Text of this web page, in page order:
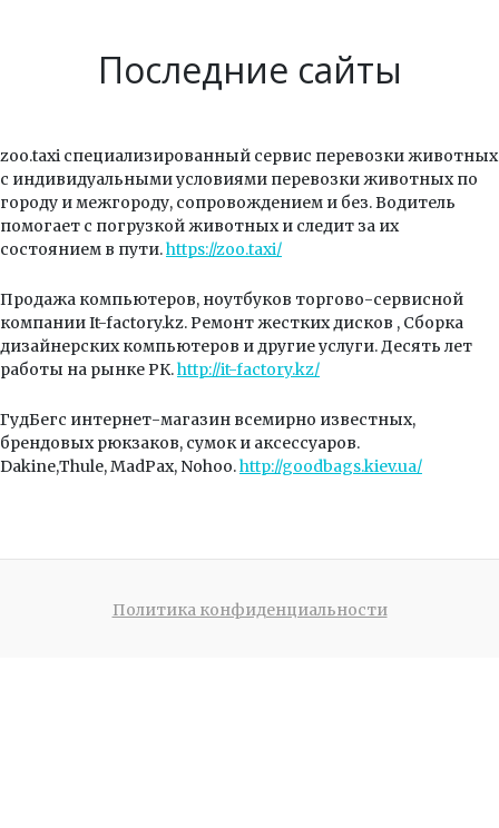
Последние сайты
zoo.taxi специализированный сервис перевозки животных
с индивидуальными условиями перевозки животных по
городу и межгороду, сопровождением и без. Водитель
помогает с погрузкой животных и следит за их
состоянием в пути.https://zoo.taxi/
Продажа компьютеров, ноутбуков торгово-сервисной
компании It-factory.kz. Ремонт жестких дисков , Сборка
дизайнерских компьютеров и другие услуги. Десять лет
работы на рынке РК.http://it-factory.kz/
ГудБегс интернет-магазин всемирно известных,
брендовых рюкзаков, сумок и аксессуаров.
Dakine,Thule, MadPax, Nohoo.http://goodbags.kiev.ua/
Политика конфиденциальности